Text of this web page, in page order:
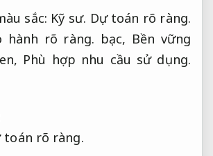
sắc: Kỹ sư. Dự toán rõ ràng.
hành rõ ràng. bạc, Bền vững
Phù hợp nhu cầu sử dụng.
toán rõ ràng.